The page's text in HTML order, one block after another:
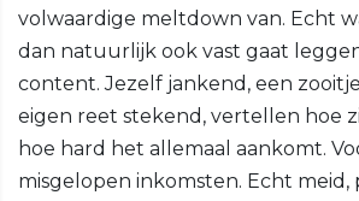
volwaardige meltdown van. Echt
dan natuurlijk ook vast gaat
content. Jezelf jankend, een
eigen reet stekend, vertellen hoe
hoe hard het allemaal aankomt.
misgelopen inkomsten. Echt meid,